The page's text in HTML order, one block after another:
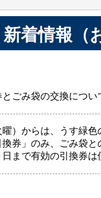
新着情報（
ごみ袋の交換につい
）からは、うす緑
券」のみ、ごみ袋と
まで有効の引換券は